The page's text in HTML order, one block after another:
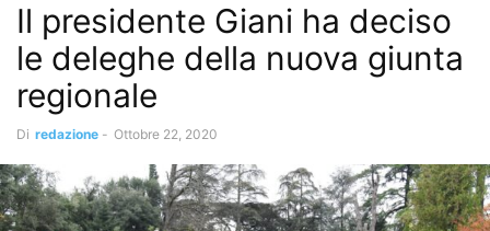
Il presidente Giani ha deciso
le deleghe della nuova giunta
regionale
Di redazione - Ottobre 22, 2020